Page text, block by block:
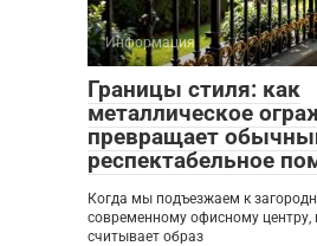
Информация
Границы стиля: как
металлическое
превращает
респектабельное
Когда мы подъезжаем к
современному офисному центру,
считывает образ